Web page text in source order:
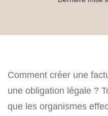
Comment créer une
une obligation légale ?
que les organismes